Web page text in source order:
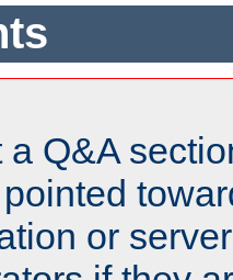
Q&A
or